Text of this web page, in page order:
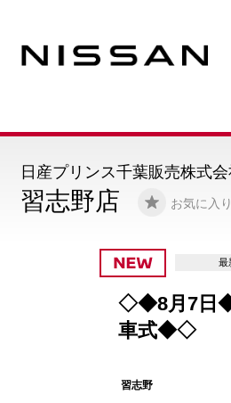
習志野店 お気に入
日産プリンス千葉販売株式会
最
◇◆8月7日
車式◆◇
習志野